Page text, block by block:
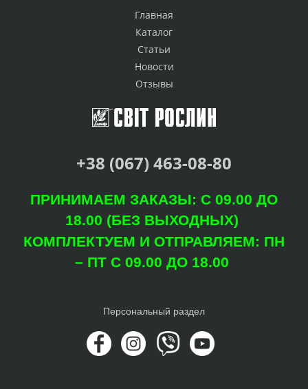
Главная
Каталог
Статьи
Новости
Отзывы
+38 (067) 463-08-80
ПРИНИМАЕМ ЗАКАЗЫ: С 09.00 ДО
18.00 (БЕЗ ВЫХОДНЫХ)
КОМПЛЕКТУЕМ И ОТПРАВЛЯЕМ: ПН
– ПТ С 09.00 ДО 18.00
Персональный раздел